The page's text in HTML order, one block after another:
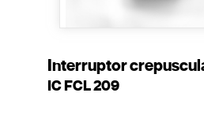
Interruptor
IC FCL 209